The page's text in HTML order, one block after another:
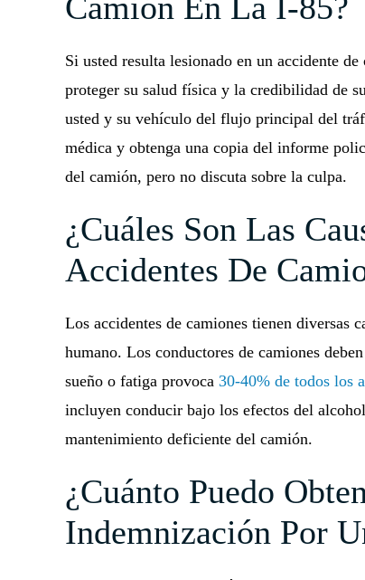
Si usted resulta lesionado en un accidente
proteger su salud física y la credibilidad de
usted y su vehículo del flujo principal del
médica y obtenga una copia del informe
del camión, pero no discuta sobre la culpa.
¿Cuáles Son Las
Accidentes De
Los accidentes de camiones tienen diversas
humano. Los conductores de camiones
sueño o fatiga provoca 30-40% de todos los
incluyen conducir bajo los efectos del
mantenimiento deficiente del camión.
¿Cuánto Puedo
Indemnización Por